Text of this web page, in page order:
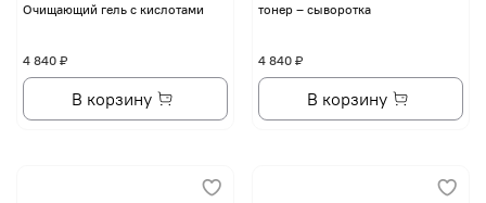
Очищающий гель с кислотами
4 840 ₽
В корзину
тонер – сыворотка
4 840 ₽
В корзину